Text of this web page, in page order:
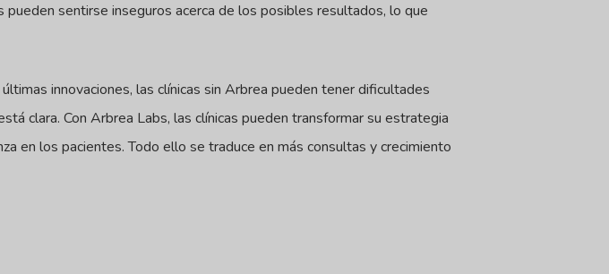
sentirse inseguros acerca de los posibles resultados, lo que
innovaciones, las clínicas sin Arbrea pueden tener dificultades
clara. Con Arbrea Labs, las clínicas pueden transformar su estrategia
en los pacientes. Todo ello se traduce en más consultas y crecimiento